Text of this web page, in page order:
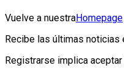
Vuelve a nuestraHomepage
Recibe las últimas noticias
Registrarse implica